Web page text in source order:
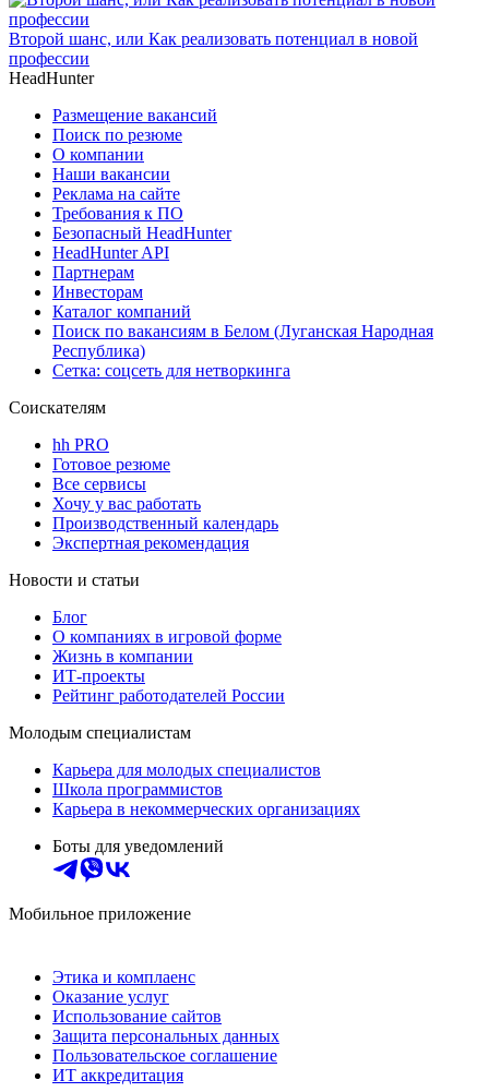
Второй шанс, или Как реализовать потенциал в новой
профессии
HeadHunter
Размещение вакансий
Поиск по резюме
О компании
Наши вакансии
Реклама на сайте
Требования к ПО
Безопасный HeadHunter
HeadHunter API
Партнерам
Инвесторам
Каталог компаний
Поиск по вакансиям в Белом (Луганская Народная
Республика)
Сетка: соцсеть для нетворкинга
Соискателям
hh PRO
Готовое резюме
Все сервисы
Хочу у вас работать
Производственный календарь
Экспертная рекомендация
Новости и статьи
Блог
О компаниях в игровой форме
Жизнь в компании
ИТ-проекты
Рейтинг работодателей России
Молодым специалистам
Карьера для молодых специалистов
Школа программистов
Карьера в некоммерческих организациях
Боты для уведомлений
Мобильное приложение
Этика и комплаенс
Оказание услуг
Использование сайтов
Защита персональных данных
Пользовательское соглашение
ИТ аккредитация